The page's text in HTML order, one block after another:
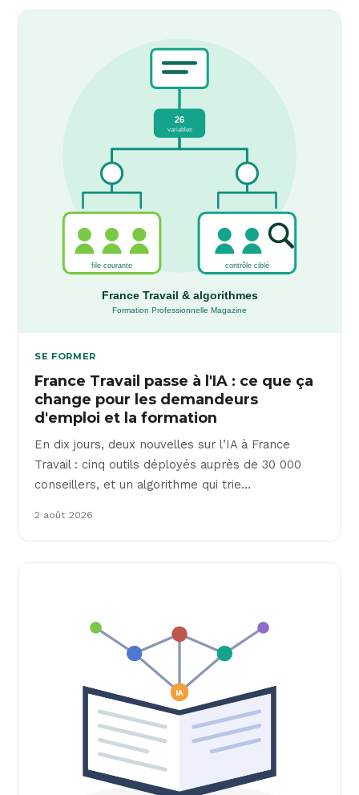
SE FORMER
France Travail passe à l'IA : ce que ça
change pour les demandeurs
d'emploi et la formation
En dix jours, deux nouvelles sur l’IA à France
Travail : cinq outils déployés auprès de 30 000
conseillers, et un algorithme qui trie…
2 août 2026